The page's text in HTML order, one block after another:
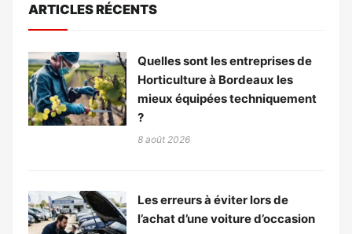
ARTICLES RÉCENTS
Quelles sont les entreprises de
Horticulture à Bordeaux les
mieux équipées techniquement
?
8 août 2026
Les erreurs à éviter lors de
l’achat d’une voiture d’occasion